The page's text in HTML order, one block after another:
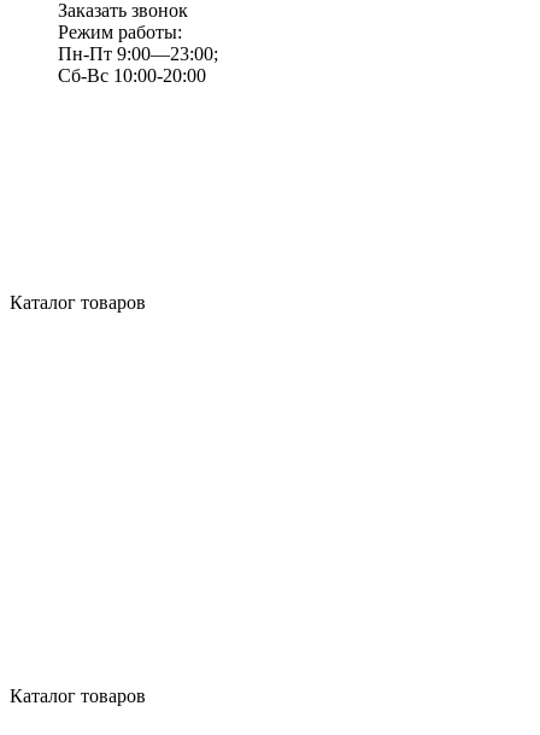
Заказать звонок
Режим работы:
Пн-Пт 9:00—23:00;
Сб-Вс 10:00-20:00
Каталог товаров
Каталог товаров